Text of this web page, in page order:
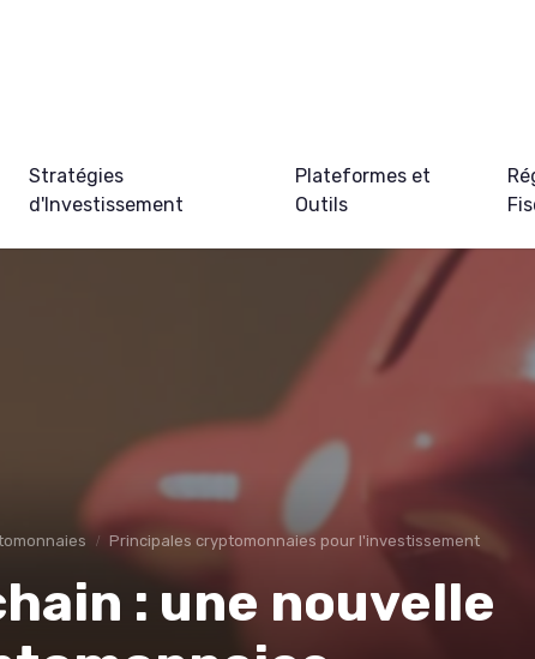
Stratégies
d'Investissement
Plateformes et
Outils
Principales cryptomonnaies pour l'investissement
: une nouvelle